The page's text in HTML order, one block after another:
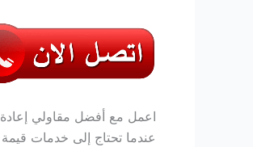
اعمل مع أفضل مقاولي إعادة
عندما تحتاج إلى خدمات قيمة